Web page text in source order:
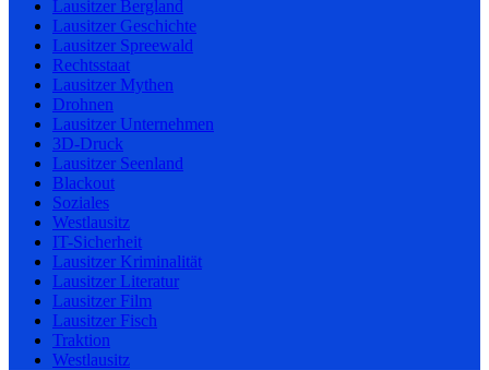
Lausitzer Bergland
Lausitzer Geschichte
Lausitzer Spreewald
Rechtsstaat
Lausitzer Mythen
Drohnen
Lausitzer Unternehmen
3D-Druck
Lausitzer Seenland
Blackout
Soziales
Westlausitz
IT-Sicherheit
Lausitzer Kriminalität
Lausitzer Literatur
Lausitzer Film
Lausitzer Fisch
Traktion
Westlausitz